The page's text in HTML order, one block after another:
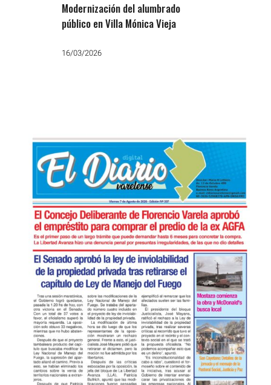
Modernización del alumbrado
público en Villa Mónica Vieja
16/03/2026